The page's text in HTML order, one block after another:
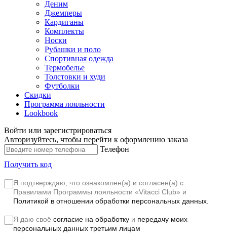
Деним
Джемперы
Кардиганы
Комплекты
Носки
Рубашки и поло
Спортивная одежда
Термобелье
Толстовки и худи
Футболки
Скидки
Программа лояльности
Lookbook
Войти или зарегистрироваться
Авторизуйтесь, чтобы перейти к оформлению заказа
Телефон
Получить код
Я подтверждаю, что ознакомлен(а) и согласен(а) с
Правилами Программы лояльности «Vitacci Club» и
Политикой в отношении обработки персональных данных.
Я даю своё согласие на обработку и передачу моих
персональных данных третьим лицам